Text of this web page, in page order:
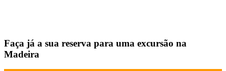
Faça já a sua reserva para uma excursão na
Madeira